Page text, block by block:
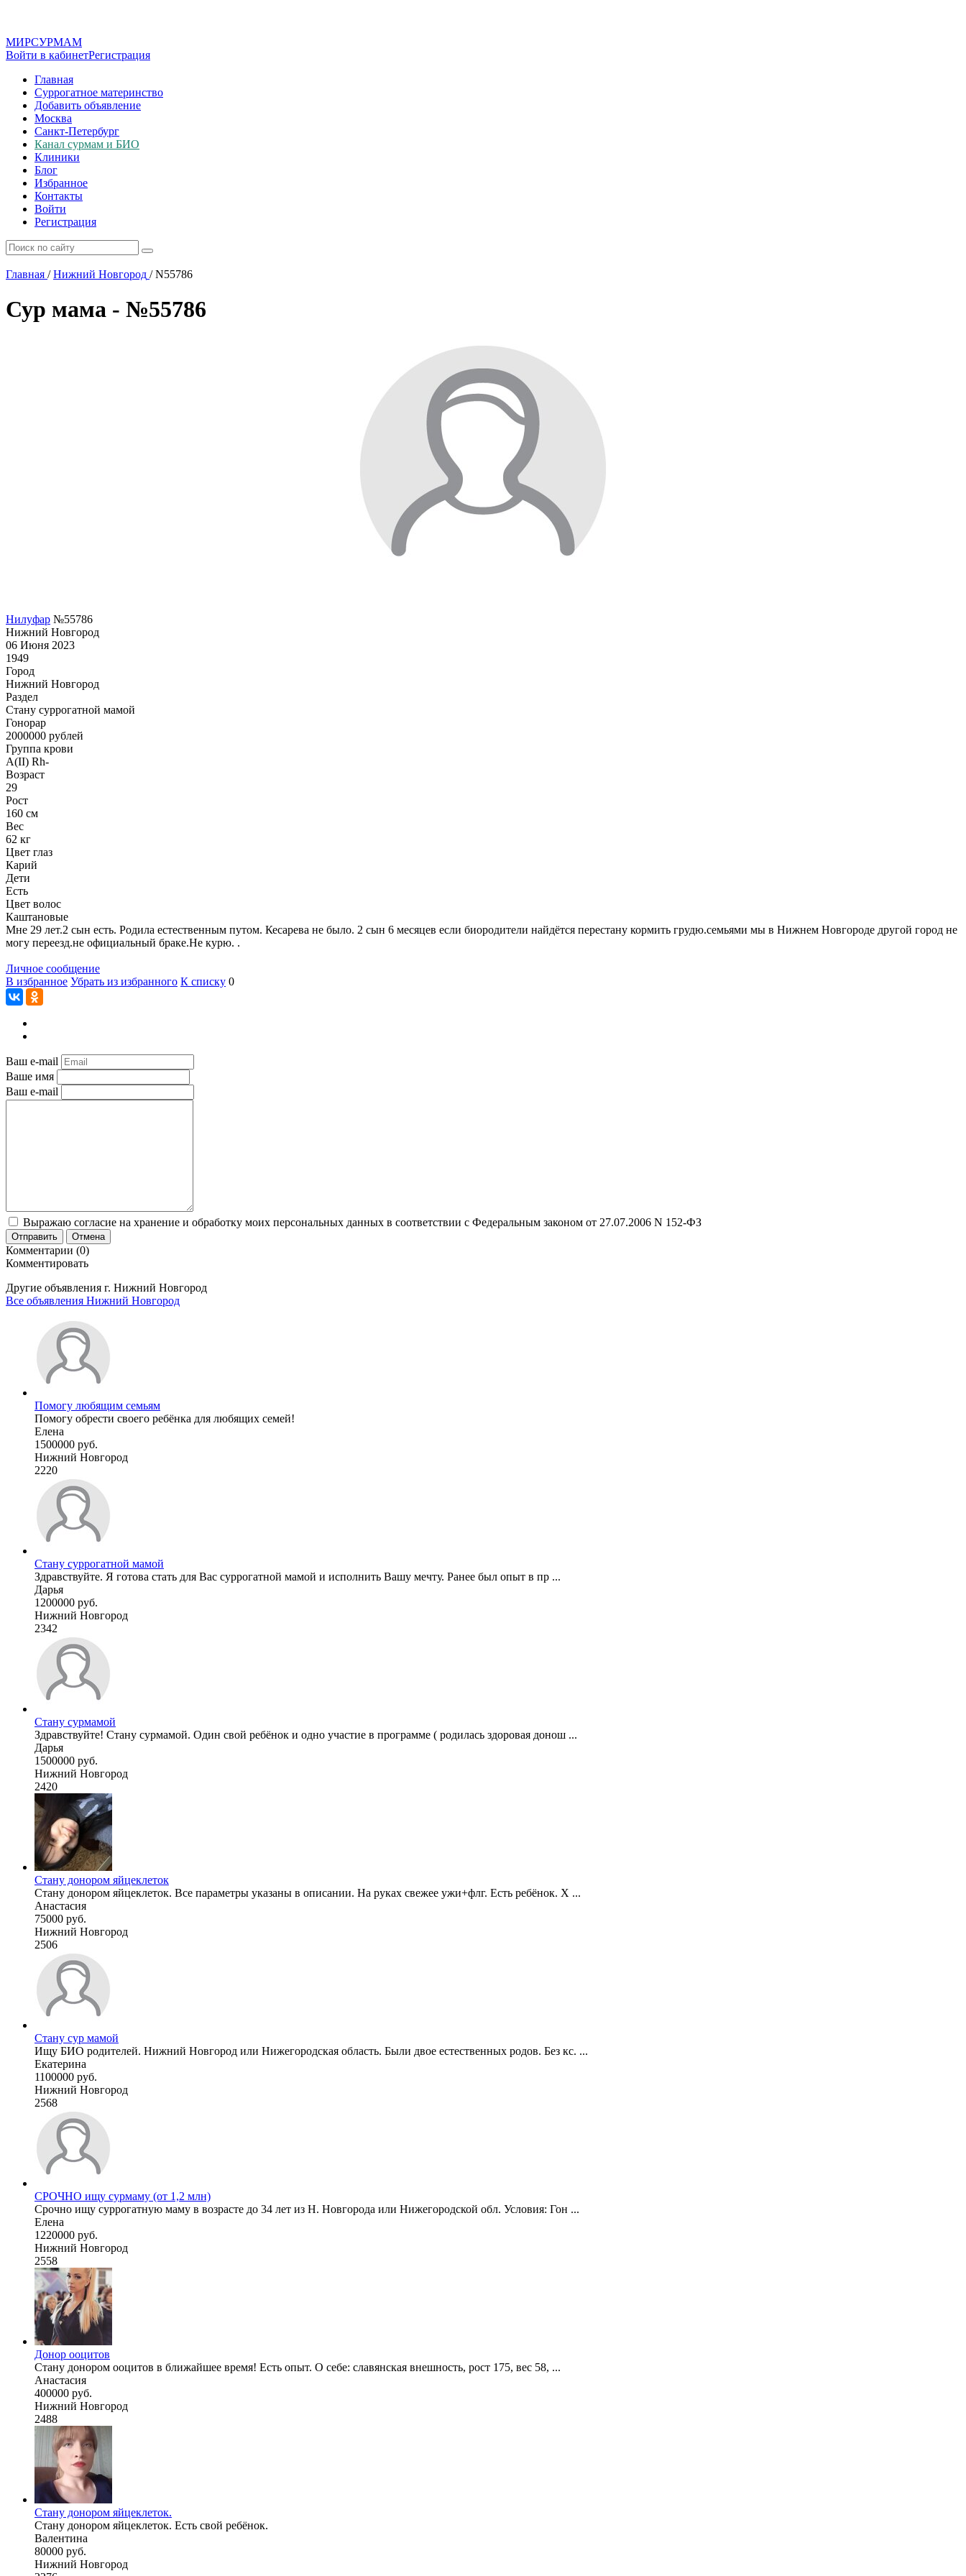
МИРСУРМАМ
Войти в кабинетРегистрация
Главная
Суррогатное материнство
Добавить объявление
Москва
Санкт-Петербург
Канал сурмам и БИО
Клиники
Блог
Избранное
Контакты
Войти
Регистрация
Главная / Нижний Новгород /N55786
Сур мама - №55786
Нилуфар №55786
Нижний Новгород
06 Июня 2023
1949
Город
Нижний Новгород
Раздел
Cтану суррогатной мамой
Гонoрар
2000000 рублей
Группа крови
A(II) Rh-
Возраст
29
Рост
160 см
Вес
62 кг
Цвет глаз
Карий
Дети
Есть
Цвет волос
Каштановые
Мне 29 лет.2 сын есть. Родила естественным путом. Кесарева не было. 2 сын 6 месяцев если биородители найдётся перестану кормить грудю.семьями мы в Нижнем Новгороде другой город не
могу переезд.не официальный браке.Не курю. .
Личное сообщение
В избранное Убрать из избранного К списку 0
Ваш e-mail
Ваше имя
Ваш e-mail
Выражаю согласие на хранение и обработку моих персональных данных в соответствии с Федеральным законом от 27.07.2006 N 152-ФЗ
Отправить Отмена
Комментарии (0)
Комментировать
Другие объявления г. Нижний Новгород
Все объявления Нижний Новгород
Помогу любящим семьям
Помогу обрести своего ребёнка для любящих семей!
Елена
1500000 руб.
Нижний Новгород
2220
Стану суррогатной мамой
Здравствуйте. Я готова стать для Вас суррогатной мамой и исполнить Вашу мечту. Ранее был опыт в пр ...
Дарья
1200000 руб.
Нижний Новгород
2342
Стану сурмамой
Здравствуйте! Стану сурмамой. Один свой ребёнок и одно участие в программе ( родилась здоровая донош ...
Дарья
1500000 руб.
Нижний Новгород
2420
Стану донором яйцеклеток
Стану донором яйцеклеток. Все параметры указаны в описании. На руках свежее ужи+флг. Есть ребёнок. Х ...
Анастасия
75000 руб.
Нижний Новгород
2506
Стану сур мамой
Ищу БИО родителей. Нижний Новгород или Нижегородская область. Были двое естественных родов. Без кс. ...
Екатерина
1100000 руб.
Нижний Новгород
2568
СРОЧНО ищу сурмаму (от 1,2 млн)
Срочно ищу суррогатную маму в возрасте до 34 лет из Н. Новгорода или Нижегородской обл. Условия: Гон ...
Елена
1220000 руб.
Нижний Новгород
2558
Донор ооцитов
Стану донором ооцитов в ближайшее время! Есть опыт. О себе: славянская внешность, рост 175, вес 58, ...
Анастасия
400000 руб.
Нижний Новгород
2488
Стану донором яйцеклеток.
Стану донором яйцеклеток. Есть свой ребёнок.
Валентина
80000 руб.
Нижний Новгород